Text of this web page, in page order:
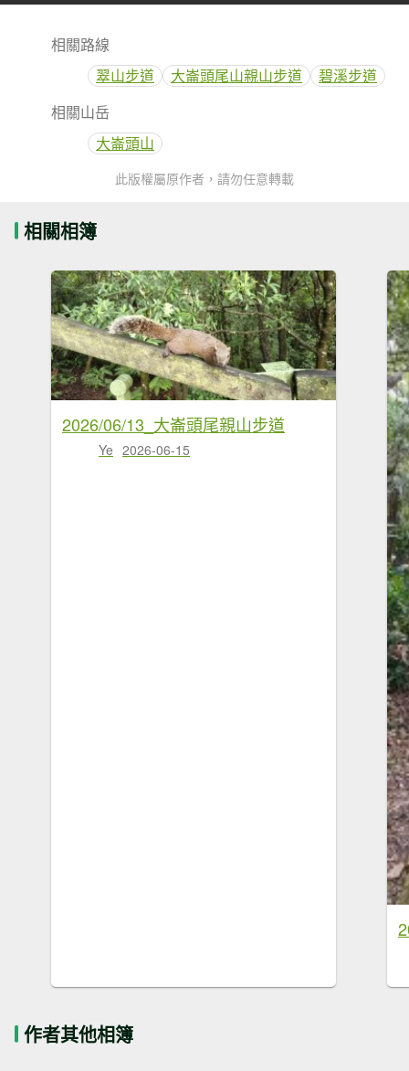
相關路線
翠山步道
大崙頭尾山親山步道
碧溪步道
相關山岳
大崙頭山
此版權屬原作者，請勿任意轉載
相關相簿
2026/06/13_大崙頭尾親山步道
Ye 2026-06-15
作者其他相簿